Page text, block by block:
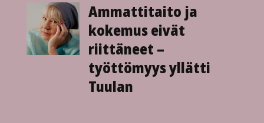
Ammattitaito ja
kokemus eivät
riittäneet –
työttömyys yllätti
Tuulan